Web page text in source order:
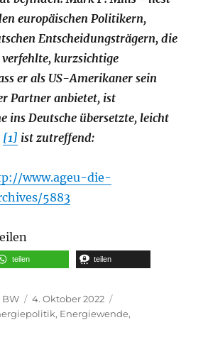
europäischen Politikern,
Entscheidungsträgern, die
kurzsichtige
er als US-Amerikaner sein
Partner anbietet, ist
ins Deutsche übersetzte, leicht
[1] ist zutreffend:
www.ageu-die-
5883
teilen teilen
BW
Veröffentlicht
am
4. Oktober 2022
, Energiewende,